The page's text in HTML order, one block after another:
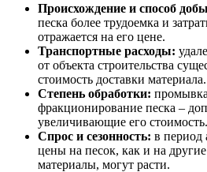
Происхождение и способ
песка более трудоемка и
отражается на его цене.
Транспортные расходы:
от объекта строительства
стоимость доставки материала.
Степень обработки:
фракционирование песка –
увеличивающие его стоимость.
Спрос и сезонность: в период
цены на песок, как и на
материалы, могут расти.